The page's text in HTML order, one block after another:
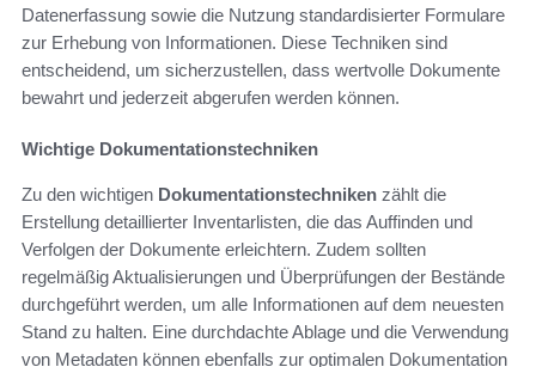
Datenerfassung sowie die Nutzung standardisierter Formulare
zur Erhebung von Informationen. Diese Techniken sind
entscheidend, um sicherzustellen, dass wertvolle Dokumente
bewahrt und jederzeit abgerufen werden können.
Wichtige Dokumentationstechniken
Zu den wichtigen Dokumentationstechniken zählt die
Erstellung detaillierter Inventarlisten, die das Auffinden und
Verfolgen der Dokumente erleichtern. Zudem sollten
regelmäßig Aktualisierungen und Überprüfungen der Bestände
durchgeführt werden, um alle Informationen auf dem neuesten
Stand zu halten. Eine durchdachte Ablage und die Verwendung
von Metadaten können ebenfalls zur optimalen Dokumentation